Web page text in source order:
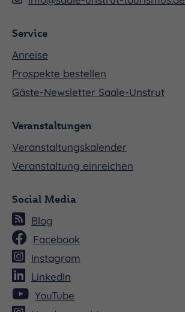
Service
Anreise
Prospekte bestellen
Gäste-Newsletter Saale-Unstrut
Veranstaltungen
Veranstaltungskalender
Veranstaltung einreichen
Social Media
Blog
Facebook
Instagram
LinkedIn
YouTube